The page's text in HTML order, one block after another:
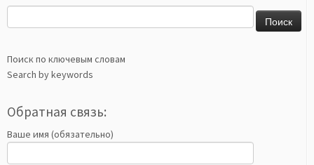
Поиск по ключевым словам
Search by keywords
Обратная связь:
Ваше имя (обязательно)